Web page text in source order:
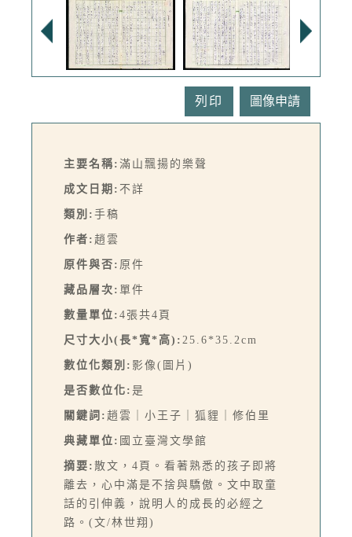
列印
主要名稱: 滿山飄揚的樂聲
成文日期: 不詳
類別: 手稿
作者: 趙雲
原件與否: 原件
藏品層次: 單件
數量單位: 4張共4頁
尺寸大小(長*寬*高): 25.6*35.2cm
數位化類別: 影像(圖片)
是否數位化: 是
關鍵詞: 趙雲｜小王子｜狐貍｜修伯里
典藏單位: 國立臺灣文學館
摘要: 散文，4頁。看著熟悉的孩子即將
離去，心中滿是不捨與驕傲。文中取童
話的引伸義，說明人的成長的必經之
路。(文/林世翔)